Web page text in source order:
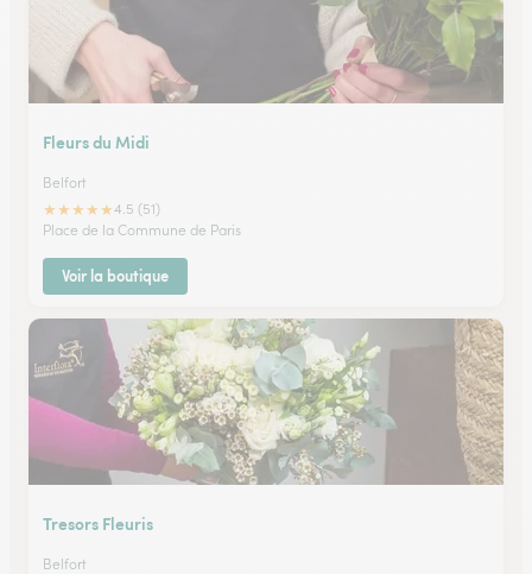
Fleurs du Midi
Belfort
★★★★★4.5 (51)
Place de la Commune de Paris
Voir la boutique
Tresors Fleuris
Belfort